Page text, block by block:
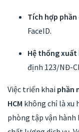
Tích hợp
FaceID.
Hệ thống
định 123/NĐ-
Việc triển khai phần
HCM không chỉ là xu
phòng tập vận hành